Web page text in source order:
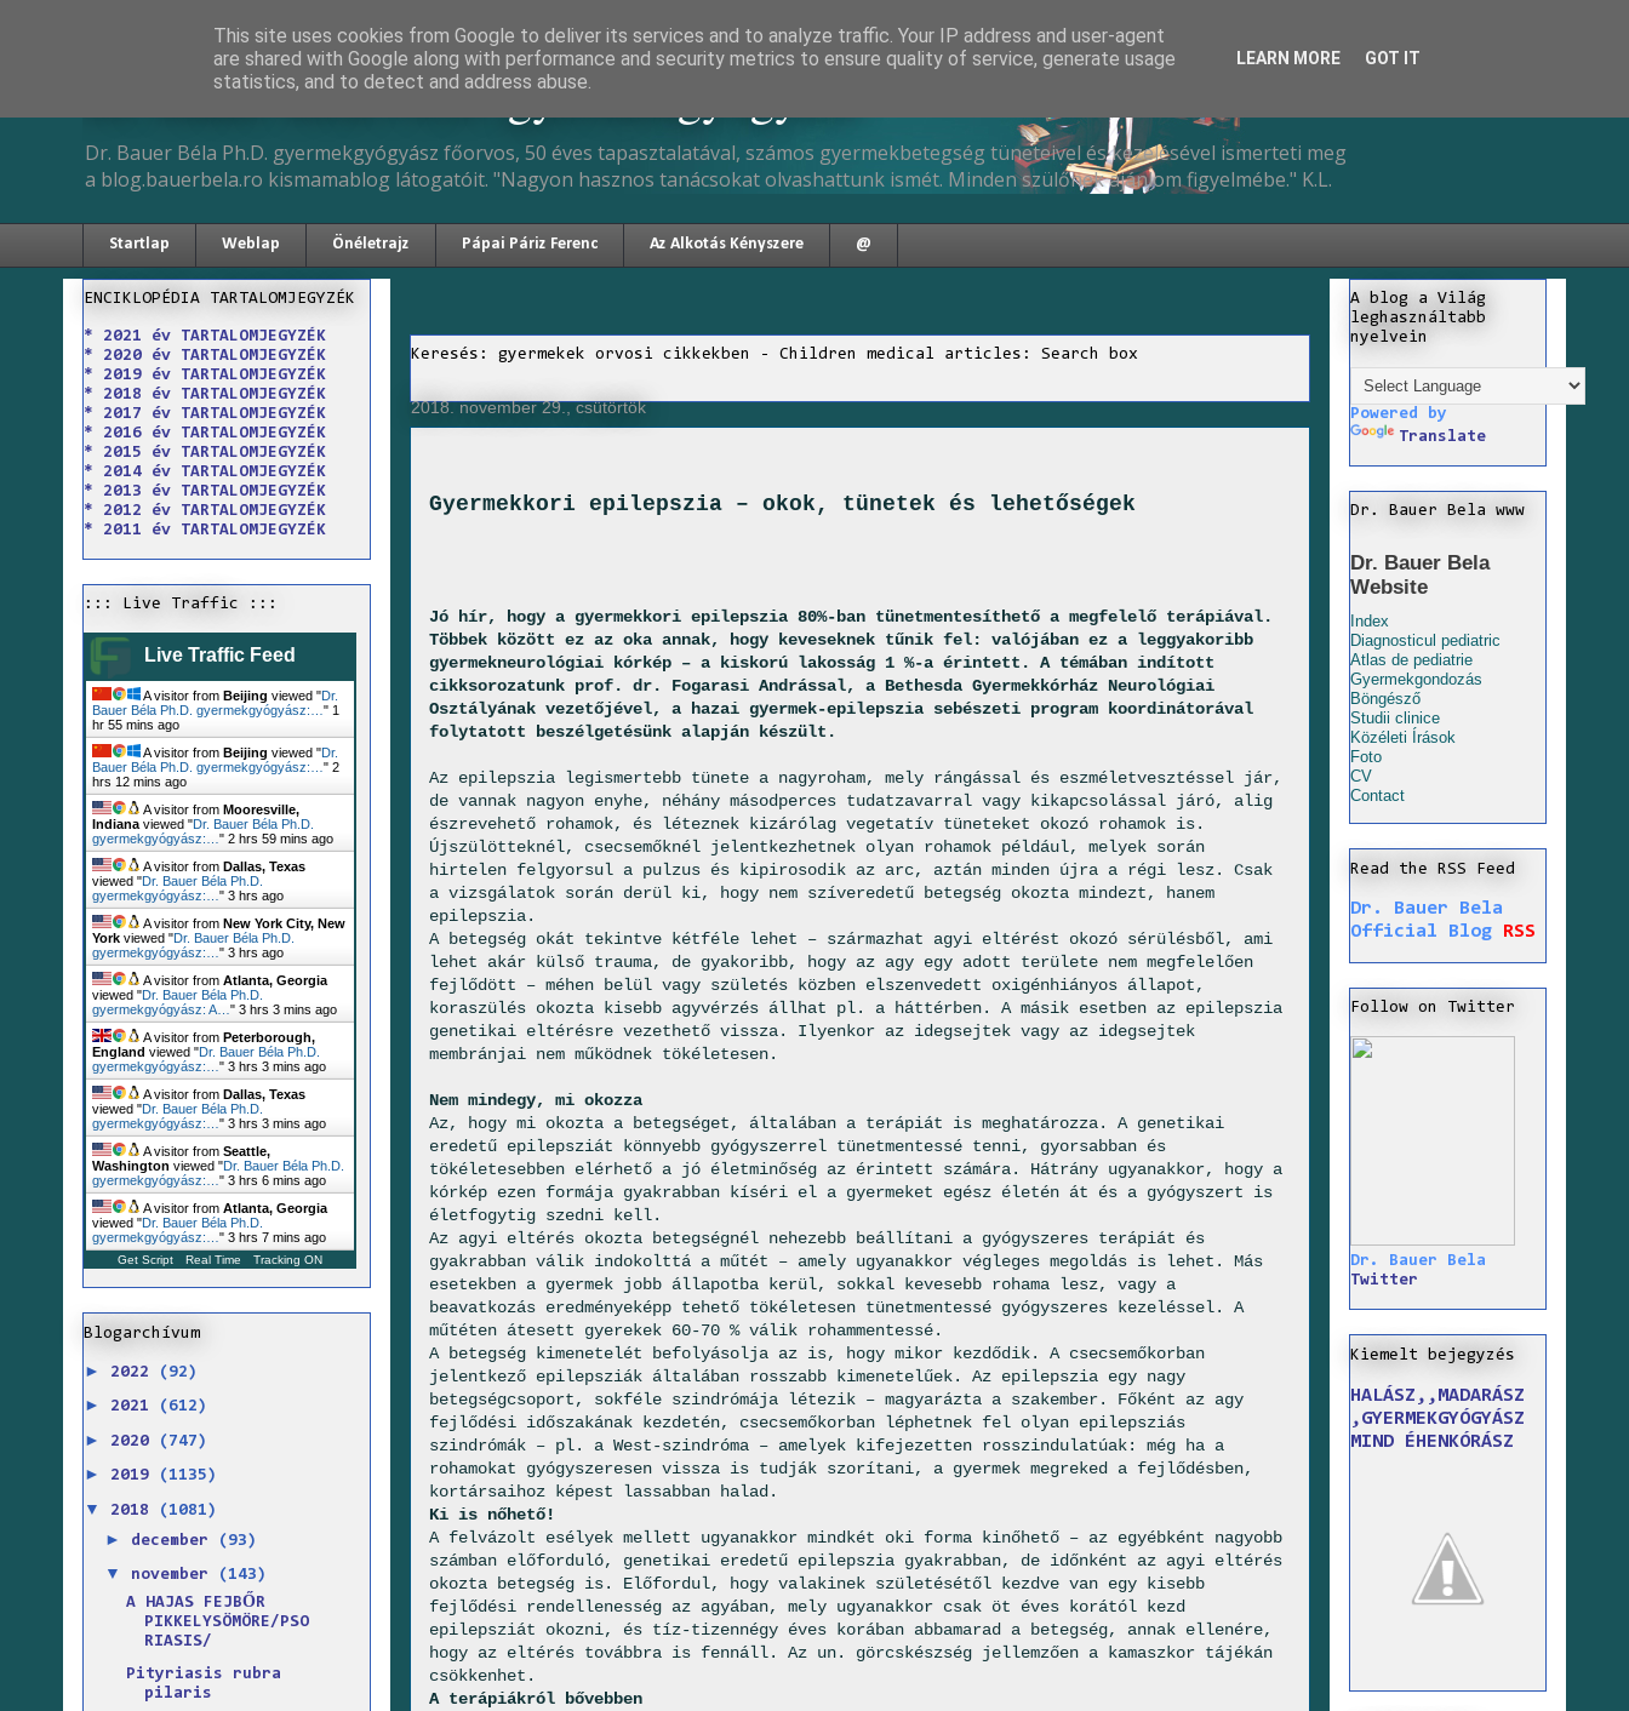
Dr. Bauer Béla Ph.D. gyermekgyógyász
Dr. Bauer Béla Ph.D. gyermekgyógyász főorvos, 50 éves tapasztalatával, számos gyermekbetegség tüneteivel és kezelésével ismerteti meg
a blog.bauerbela.ro kismamablog látogatóit. "Nagyon hasznos tanácsokat olvashattunk ismét. Minden szülőnek ajánlom figyelmébe." K.L.
Startlap Weblap Önéletrajz Pápai Páriz Ferenc Az Alkotás Kényszere @
Keresés: gyermekek orvosi cikkekben - Children medical articles: Search box
2018. november 29., csütörtök
Gyermekkori epilepszia – okok, tünetek és lehetőségek
Jó hír, hogy a gyermekkori epilepszia 80%-ban tünetmentesíthető a megfelelő terápiával.
Többek között ez az oka annak, hogy keveseknek tűnik fel: valójában ez a leggyakoribb
gyermekneurológiai kórkép – a kiskorú lakosság 1 %-a érintett. A témában indított
cikksorozatunk prof. dr. Fogarasi Andrással, a Bethesda Gyermekkórház Neurológiai
Osztályának vezetőjével, a hazai gyermek-epilepszia sebészeti program koordinátorával
folytatott beszélgetésünk alapján készült.
Az epilepszia legismertebb tünete a nagyroham, mely rángással és eszméletvesztéssel jár,
de vannak nagyon enyhe, néhány másodperces tudatzavarral vagy kikapcsolással járó, alig
észrevehető rohamok, és léteznek kizárólag vegetatív tüneteket okozó rohamok is.
Újszülötteknél, csecsemőknél jelentkezhetnek olyan rohamok például, melyek során
hirtelen felgyorsul a pulzus és kipirosodik az arc, aztán minden újra a régi lesz. Csak
a vizsgálatok során derül ki, hogy nem szíveredetű betegség okozta mindezt, hanem
epilepszia.
A betegség okát tekintve kétféle lehet – származhat agyi eltérést okozó sérülésből, ami
lehet akár külső trauma, de gyakoribb, hogy az agy egy adott területe nem megfelelően
fejlődött – méhen belül vagy születés közben elszenvedett oxigénhiányos állapot,
koraszülés okozta kisebb agyvérzés állhat pl. a háttérben. A másik esetben az epilepszia
genetikai eltérésre vezethető vissza. Ilyenkor az idegsejtek vagy az idegsejtek
membránjai nem működnek tökéletesen.
Nem mindegy, mi okozza
Az, hogy mi okozta a betegséget, általában a terápiát is meghatározza. A genetikai
eredetű epilepsziát könnyebb gyógyszerrel tünetmentessé tenni, gyorsabban és
tökéletesebben elérhető a jó életminőség az érintett számára. Hátrány ugyanakkor, hogy a
kórkép ezen formája gyakrabban kíséri el a gyermeket egész életén át és a gyógyszert is
életfogytig szedni kell.
Az agyi eltérés okozta betegségnél nehezebb beállítani a gyógyszeres terápiát és
gyakrabban válik indokolttá a műtét – amely ugyanakkor végleges megoldás is lehet. Más
esetekben a gyermek jobb állapotba kerül, sokkal kevesebb rohama lesz, vagy a
beavatkozás eredményeképp tehető tökéletesen tünetmentessé gyógyszeres kezeléssel. A
műtéten átesett gyerekek 60-70 % válik rohammentessé.
A betegség kimenetelét befolyásolja az is, hogy mikor kezdődik. A csecsemőkorban
jelentkező epilepsziák általában rosszabb kimenetelűek. Az epilepszia egy nagy
betegségcsoport, sokféle szindrómája létezik – magyarázta a szakember. Főként az agy
fejlődési időszakának kezdetén, csecsemőkorban léphetnek fel olyan epilepsziás
szindrómák – pl. a West-szindróma – amelyek kifejezetten rosszindulatúak: még ha a
rohamokat gyógyszeresen vissza is tudják szorítani, a gyermek megreked a fejlődésben,
kortársaihoz képest lassabban halad.
Ki is nőhető!
A felvázolt esélyek mellett ugyanakkor mindkét oki forma kinőhető – az egyébként nagyobb
számban előforduló, genetikai eredetű epilepszia gyakrabban, de időnként az agyi eltérés
okozta betegség is. Előfordul, hogy valakinek születésétől kezdve van egy kisebb
fejlődési rendellenesség az agyában, mely ugyanakkor csak öt éves korától kezd
epilepsziát okozni, és tíz-tizennégy éves korában abbamarad a betegség, annak ellenére,
hogy az eltérés továbbra is fennáll. Az un. görcskészség jellemzően a kamaszkor tájékán
csökkenhet.
A terápiákról bővebben
ENCIKLOPÉDIA TARTALOMJEGYZÉK
* 2021 év TARTALOMJEGYZÉK
* 2020 év TARTALOMJEGYZÉK
* 2019 év TARTALOMJEGYZÉK
* 2018 év TARTALOMJEGYZÉK
* 2017 év TARTALOMJEGYZÉK
* 2016 év TARTALOMJEGYZÉK
* 2015 év TARTALOMJEGYZÉK
* 2014 év TARTALOMJEGYZÉK
* 2013 év TARTALOMJEGYZÉK
* 2012 év TARTALOMJEGYZÉK
* 2011 év TARTALOMJEGYZÉK
::: Live Traffic :::
Live Traffic Feed
A visitor from Beijing viewed "Dr.
Bauer Béla Ph.D. gyermekgyógyász:… " 1
hr 55 mins ago
A visitor from Beijing viewed "Dr.
Bauer Béla Ph.D. gyermekgyógyász:… " 2
hrs 12 mins ago
A visitor from Mooresville,
Indiana viewed "Dr. Bauer Béla Ph.D.
gyermekgyógyász:… " 2 hrs 59 mins ago
A visitor from Dallas, Texas
viewed "Dr. Bauer Béla Ph.D.
gyermekgyógyász:… " 3 hrs ago
A visitor from New York City, New
York viewed "Dr. Bauer Béla Ph.D.
gyermekgyógyász:… " 3 hrs ago
A visitor from Atlanta, Georgia
viewed "Dr. Bauer Béla Ph.D.
gyermekgyógyász: A… " 3 hrs 3 mins ago
A visitor from Peterborough,
England viewed "Dr. Bauer Béla Ph.D.
gyermekgyógyász:… " 3 hrs 3 mins ago
A visitor from Dallas, Texas
viewed "Dr. Bauer Béla Ph.D.
gyermekgyógyász:… " 3 hrs 3 mins ago
A visitor from Seattle,
Washington viewed "Dr. Bauer Béla Ph.D.
gyermekgyógyász:… " 3 hrs 6 mins ago
A visitor from Atlanta, Georgia
viewed "Dr. Bauer Béla Ph.D.
gyermekgyógyász:… " 3 hrs 7 mins ago
Get Script Real Time Tracking ON
Blogarchívum
► 2022 (92)
► 2021 (612)
► 2020 (747)
► 2019 (1135)
▼ 2018 (1081)
► december (93)
▼ november
(143)
A HAJAS FEJBŐR
PIKKELYSÖMÖRE/PSO
RIASIS/
Pityriasis rubra
pilaris
A blog a Világ
leghasználtabb
nyelvein
Powered by
Translate
Dr. Bauer Bela www
Dr. Bauer Bela
Website
Index
Diagnosticul pediatric
Atlas de pediatrie
Gyermekgondozás
Böngésző
Studii clinice
Közéleti Írások
Foto
CV
Contact
Read the RSS Feed
Dr. Bauer Bela
Official Blog
RSS
Follow on Twitter
Dr. Bauer Bela
Twitter
Kiemelt bejegyzés
HALÁSZ,,MADARÁSZ
,GYERMEKGYÓGYÁSZ
MIND ÉHENKÓRÁSZ
This site uses cookies from Google to deliver its services and to analyze traffic. Your IP address and user-agent
are shared with Google along with performance and security metrics to ensure quality of service, generate usage
statistics, and to detect and address abuse.
LEARN MORE GOT IT